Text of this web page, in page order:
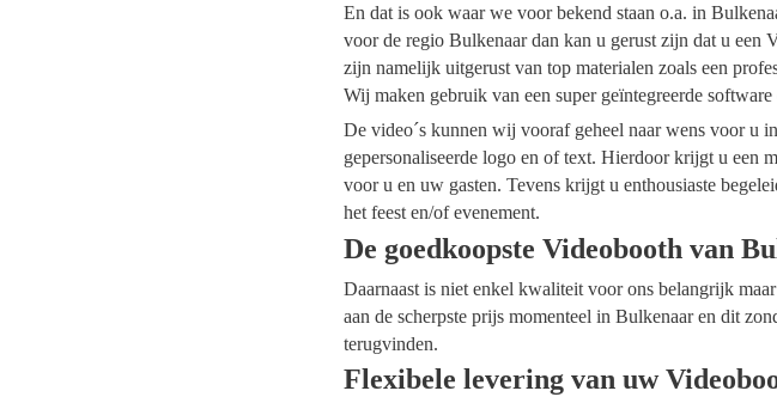
En dat is ook waar we voor bekend staan o.a. in
voor de regio Bulkenaar dan kan u gerust zijn dat u
zijn namelijk uitgerust van top materialen zoals een
Wij maken gebruik van een super geïntegreerde
De video´s kunnen wij vooraf geheel naar wens voor u
gepersonaliseerde logo en of text. Hierdoor krijgt u een
voor u en uw gasten. Tevens krijgt u enthousiaste
het feest en/of evenement.
De goedkoopste Videobooth van
Daarnaast is niet enkel kwaliteit voor ons belangrijk
aan de scherpste prijs momenteel in Bulkenaar en dit
terugvinden.
Flexibele levering van uw